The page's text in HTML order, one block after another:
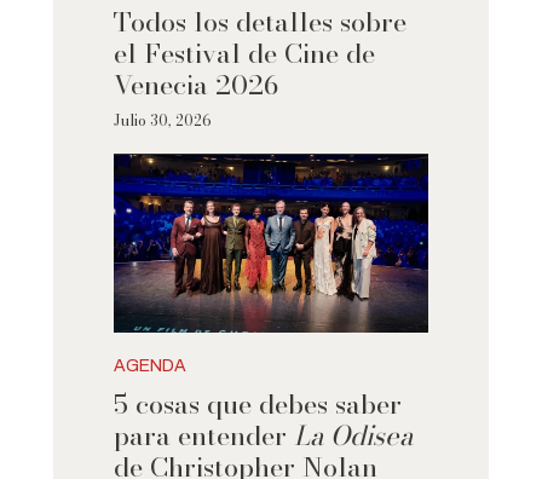
Todos los detalles sobre
el Festival de Cine de
Venecia 2026
Julio 30, 2026
AGENDA
5 cosas que debes saber
para entender La Odisea
de Christopher Nolan